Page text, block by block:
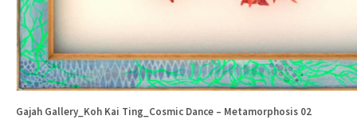
Gajah Gallery_Koh Kai Ting_Cosmic Dance – Metamorphosis 02